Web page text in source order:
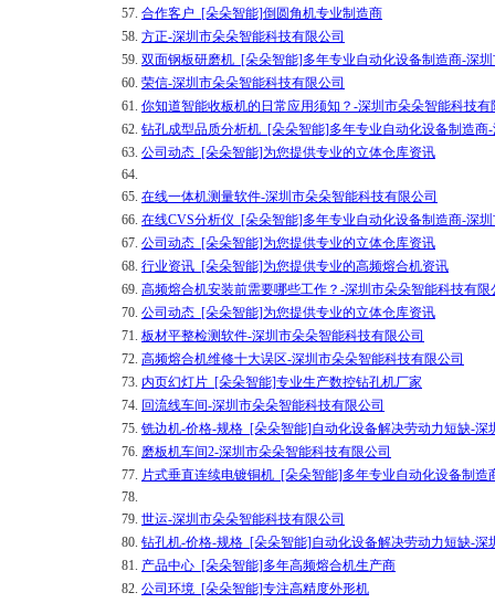
57. 合作客户_[朵朵智能]倒圆角机专业制造商
58. 方正-深圳市朵朵智能科技有限公司
59. 双面钢板研磨机_[朵朵智能]多年专业自动化设备制造商-深
60. 荣信-深圳市朵朵智能科技有限公司
61. 你知道智能收板机的日常应用须知？-深圳市朵朵智能科技有
62. 钻孔成型品质分析机_[朵朵智能]多年专业自动化设备制造商
63. 公司动态_[朵朵智能]为您提供专业的立体仓库资讯
64.
65. 在线一体机测量软件-深圳市朵朵智能科技有限公司
66. 在线CVS分析仪_[朵朵智能]多年专业自动化设备制造商-深
67. 公司动态_[朵朵智能]为您提供专业的立体仓库资讯
68. 行业资讯_[朵朵智能]为您提供专业的高频熔合机资讯
69. 高频熔合机安装前需要哪些工作？-深圳市朵朵智能科技有限
70. 公司动态_[朵朵智能]为您提供专业的立体仓库资讯
71. 板材平整检测软件-深圳市朵朵智能科技有限公司
72. 高频熔合机维修十大误区-深圳市朵朵智能科技有限公司
73. 内页幻灯片_[朵朵智能]专业生产数控钻孔机厂家
74. 回流线车间-深圳市朵朵智能科技有限公司
75. 铣边机-价格-规格_[朵朵智能]自动化设备解决劳动力短缺-深
76. 磨板机车间2-深圳市朵朵智能科技有限公司
77. 片式垂直连续电镀铜机_[朵朵智能]多年专业自动化设备制
78.
79. 世运-深圳市朵朵智能科技有限公司
80. 钻孔机-价格-规格_[朵朵智能]自动化设备解决劳动力短缺-深
81. 产品中心_[朵朵智能]多年高频熔合机生产商
82. 公司环境_[朵朵智能]专注高精度外形机